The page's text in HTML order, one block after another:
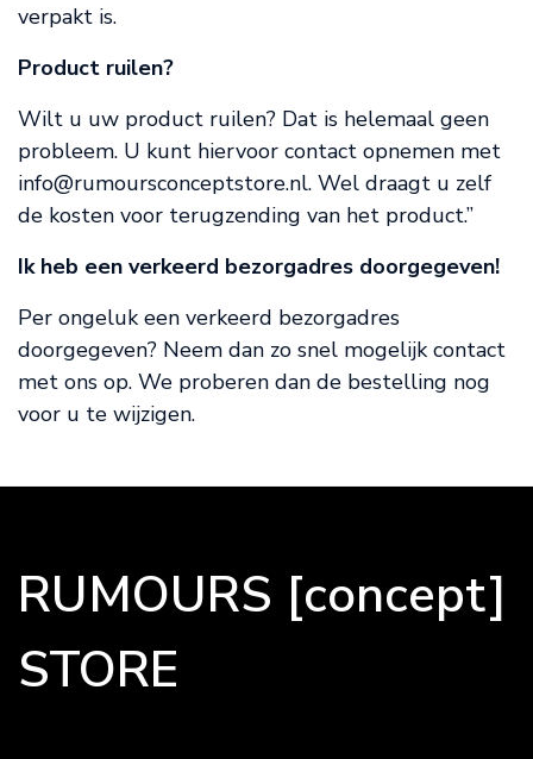
verpakt is.
Product ruilen?
Wilt u uw product ruilen? Dat is helemaal geen
probleem. U kunt hiervoor contact opnemen met
info@rumoursconceptstore.nl. Wel draagt u zelf
de kosten voor terugzending van het product.”
Ik heb een verkeerd bezorgadres doorgegeven!
Per ongeluk een verkeerd bezorgadres
doorgegeven? Neem dan zo snel mogelijk contact
met ons op. We proberen dan de bestelling nog
voor u te wijzigen.
RUMOURS [concept]
STORE